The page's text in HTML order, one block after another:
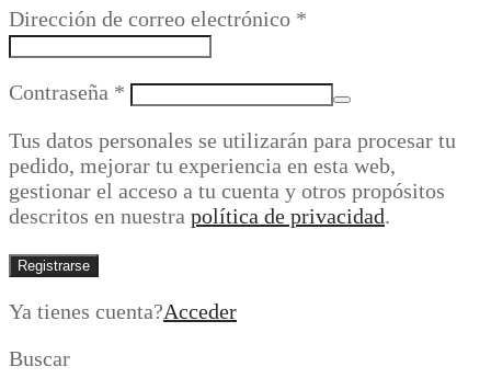
Dirección de correo electrónico *
Contraseña * Obligatorio
Tus datos personales se utilizarán para procesar tu
pedido, mejorar tu experiencia en esta web,
gestionar el acceso a tu cuenta y otros propósitos
descritos en nuestra política de privacidad.
Registrarse
Ya tienes cuenta?Acceder
Buscar